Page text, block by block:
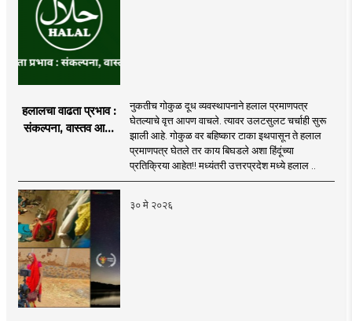
हलालचा वाढता प्रभाव :
संकल्पना, वास्तव आणि
नुकतीच गोकुळ दूध व्यवस्थापनाने हलाल प्रमाणपत्र
घेतल्याचे वृत्त आपण वाचले. त्यावर उलटसुलट चर्चाही सुरू
झाली आहे. गोकुळ वर बहिष्कार टाका इथपासून ते हलाल
प्रमाणपत्र घेतले तर काय बिघडले अशा हिंदूंच्या
प्रतिक्रिया आहेत!! मध्यंतरी उत्तरप्रदेश मध्ये हलाल ..
३० मे २०२६